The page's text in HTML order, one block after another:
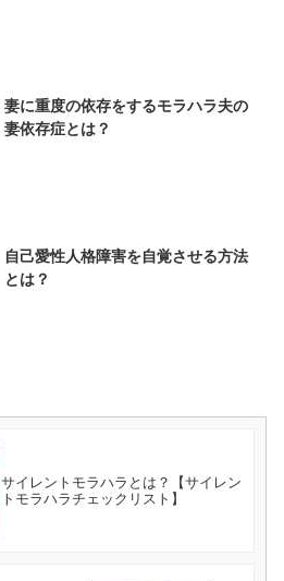
妻に重度の依存をするモラハラ夫の
妻依存症とは？
自己愛性人格障害を自覚させる方法
とは？
サイレントモラハラとは？【サイレン
トモラハラチェックリスト】